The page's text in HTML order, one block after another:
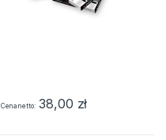
Cena netto 38,00 zł